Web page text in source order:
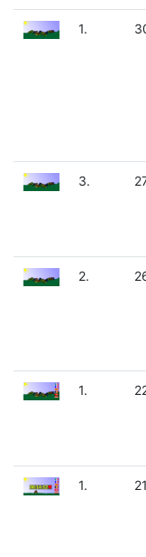
1.
3.
2.
1.
1.